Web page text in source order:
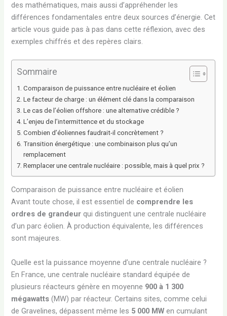
des mathématiques, mais aussi d’appréhender les
différences fondamentales entre deux sources d’énergie. Cet
article vous guide pas à pas dans cette réflexion, avec des
exemples chiffrés et des repères clairs.
Sommaire
Comparaison de puissance entre nucléaire et éolien
Le facteur de charge : un élément clé dans la comparaison
Le cas de l’éolien offshore : une alternative crédible ?
L’enjeu de l’intermittence et du stockage
Combien d’éoliennes faudrait-il concrètement ?
Transition énergétique : une combinaison plus qu’un
remplacement
Remplacer une centrale nucléaire : possible, mais à quel prix ?
Comparaison de puissance entre nucléaire et éolien
Avant toute chose, il est essentiel de comprendre les
ordres de grandeurqui distinguent une centrale nucléaire
d’un parc éolien. À production équivalente, les différences
sont majeures.
Quelle est la puissance moyenne d’une centrale nucléaire ?
En France, une centrale nucléaire standard équipée de
plusieurs réacteurs génère en moyenne 900 à 1 300
mégawatts (MW) par réacteur. Certains sites, comme celui
de Gravelines, dépassent même les 5 000 MW en cumulant